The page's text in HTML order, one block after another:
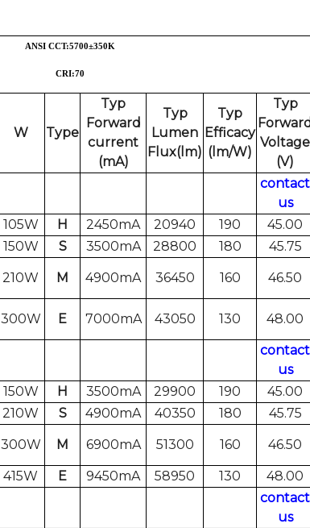
ANSI CCT:5700±350K
CRI:70
W Type
Typ
Forward
current
(mA)
Typ
Lumen
Flux(lm)
Typ
Efficacy
(lm/W)
Typ
Voltage
(V)
contact
us
105W H 2450mA 20940 190
45.00
150W S 3500mA 28800 180
45.75
210W M 4900mA 36450 160 46.50
300W E 7000mA 43050 130 48.00
contact
us
150W H 3500mA 29900 190
45.00
210W S 4900mA 40350 180
45.75
300W M 6900mA 51300 160 46.50
415W E 9450mA 58950 130 48.00
contact
us